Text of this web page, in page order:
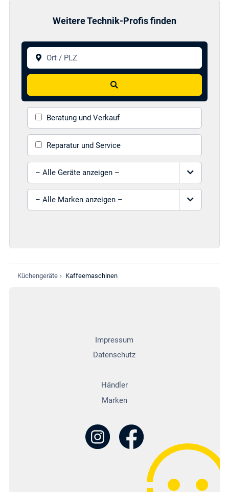
Weitere Technik-Profis finden
Ort / PLZ
Suchen
Beratung und Verkauf
Reparatur und Service
Gerät auswählen
Marke auswählen
Küchengeräte › Kaffeemaschinen
Impressum
Datenschutz
Händler
Marken